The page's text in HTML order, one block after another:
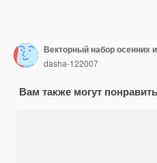
dasha-122007
Вам также могут